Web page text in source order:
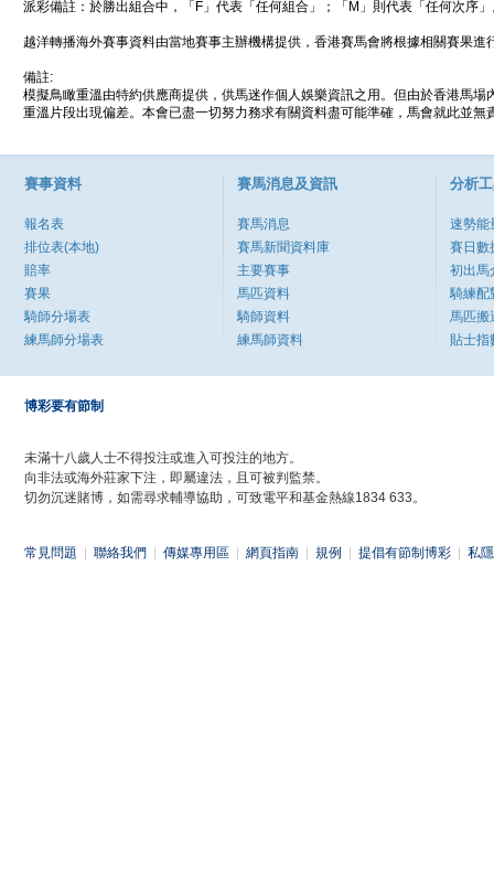
派彩備註：於勝出組合中，「F」代表「任何組合」；「M」則代表「任何次序
越洋轉播海外賽事資料由當地賽事主辦機構提供，香港賽馬會將根據相關賽果進
備註:
模擬鳥瞰重溫由特約供應商提供，供馬迷作個人娛樂資訊之用。但由於香港馬
重溫片段出現偏差。本會已盡一切努力務求有關資料盡可能準確，馬會就此並
賽事資料
報名表
排位表(本地)
賠率
賽果
騎師分場表
練馬師分場表
賽馬消息及資訊
賽馬消息
賽馬新聞資料庫
主要賽事
馬匹資料
騎師資料
練馬師資料
分析
速勢能
賽日數
初出馬
騎練配
馬匹搬
貼士指
博彩要有節制
未滿十八歲人士不得投注或進入可投注的地方。
向非法或海外莊家下注，即屬違法，且可被判監禁。
切勿沉迷賭博，如需尋求輔導協助，可致電平和基金熱線1834 633。
常見問題 聯絡我們 傳媒專用區 網頁指南 規例 提倡有節制博彩 私